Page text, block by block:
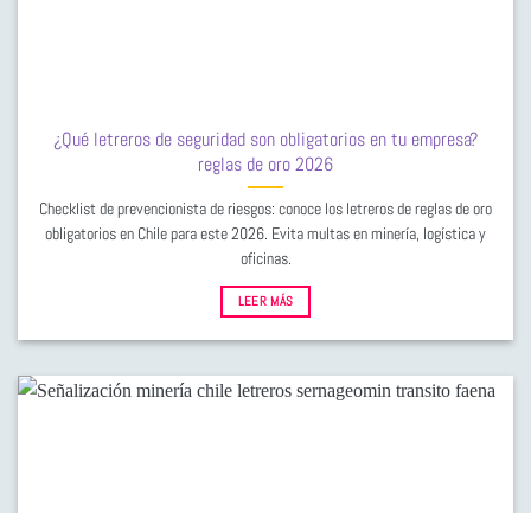
¿Qué letreros de seguridad son obligatorios en tu empresa?
reglas de oro 2026
Checklist de prevencionista de riesgos: conoce los letreros de reglas de oro
obligatorios en Chile para este 2026. Evita multas en minería, logística y
oficinas.
LEER MÁS